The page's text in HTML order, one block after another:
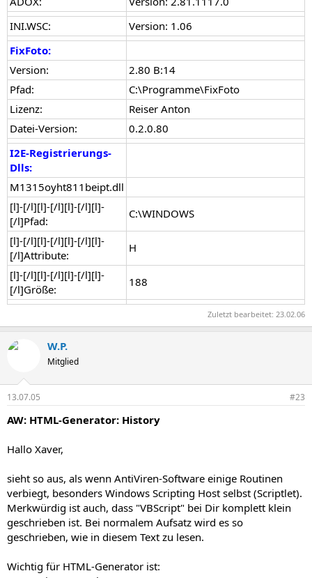
INI.WSC:
Version: 1.06
FixFoto:
Version:
2.80 B:14
Pfad:
C:\Programme\FixFoto
Lizenz:
Reiser Anton
Datei-Version:
0.2.0.80
I2E-Registrierungs-
Dlls:
M1315oyht811beipt.dll
[l]-[/l][l]-[/l][l]-[/l][l]-
[/l]Pfad:
C:\WINDOWS
[l]-[/l][l]-[/l][l]-[/l][l]-
[/l]Attribute:
H
[l]-[/l][l]-[/l][l]-[/l][l]-
[/l]Größe:
188
Zuletzt bearbeitet: 23.02.06
W.P.
Mitglied
13.07.05 #23
AW: HTML-Generator: History
Hallo Xaver,
sieht so aus, als wenn AntiViren-Software einige Routinen
verbiegt, besonders Windows Scripting Host selbst (Scriptlet).
Merkwürdig ist auch, dass "VBScript" bei Dir komplett klein
geschrieben ist. Bei normalem Aufsatz wird es so
geschrieben, wie in diesem Text zu lesen.
Wichtig für HTML-Generator ist: